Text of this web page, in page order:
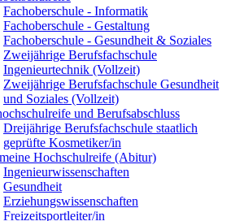
Fachoberschule - Informatik
Fachoberschule - Gestaltung
Fachoberschule - Gesundheit & Soziales
Zweijährige Berufsfachschule
Ingenieurtechnik (Vollzeit)
Zweijährige Berufsfachschule Gesundheit
und Soziales (Vollzeit)
und Berufsabschluss
Dreijährige Berufsfachschule staatlich
geprüfte Kosmetiker/in
Hochschulreife (Abitur)
Ingenieurwissenschaften
Gesundheit
Erziehungswissenschaften
Freizeitsportleiter/in